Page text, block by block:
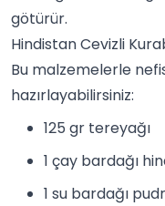
götürür.
Hindistan Cevizli
Bu malzemelerle
hazırlayabilirsiniz:
125 gr tereyağı
1 çay bardağı
1 su bardağı